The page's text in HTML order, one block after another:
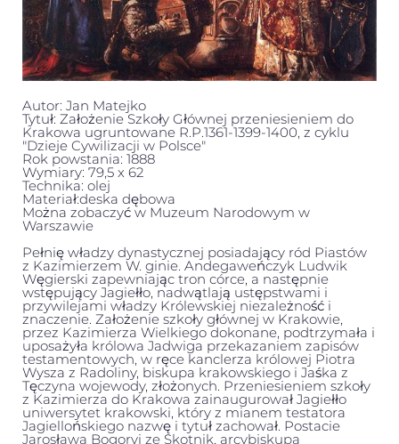
Autor: Jan Matejko
Tytuł: Założenie Szkoły Głównej przeniesieniem do
Krakowa ugruntowane R.P.1361-1399-1400, z cyklu
"Dzieje Cywilizacji w Polsce"
Rok powstania: 1888
Wymiary: 79,5 x 62
Technika: olej
Materiał:deska dębowa
Można zobaczyć w Muzeum Narodowym w
Warszawie
Pełnię władzy dynastycznej posiadający ród Piastów
z Kazimierzem W. ginie. Andegaweńczyk Ludwik
Węgierski zapewniając tron córce, a następnie
wstępujący Jagiełło, nadwątlają ustępstwami i
przywilejami władzy Królewskiej niezależność i
znaczenie. Założenie szkoły głównej w Krakowie,
przez Kazimierza Wielkiego dokonane, podtrzymała i
uposażyła królowa Jadwiga przekazaniem zapisów
testamentowych, w ręce kanclerza królowej Piotra
Wysza z Radoliny, biskupa krakowskiego i Jaśka z
Tęczyna wojewody, złożonych. Przeniesieniem szkoły
z Kazimierza do Krakowa zainaugurował Jagiełło
uniwersytet krakowski, który z mianem testatora
Jagiellońskiego nazwę i tytuł zachował. Postacie
Jarosława Bogoryi ze Skotnik, arcybiskupa